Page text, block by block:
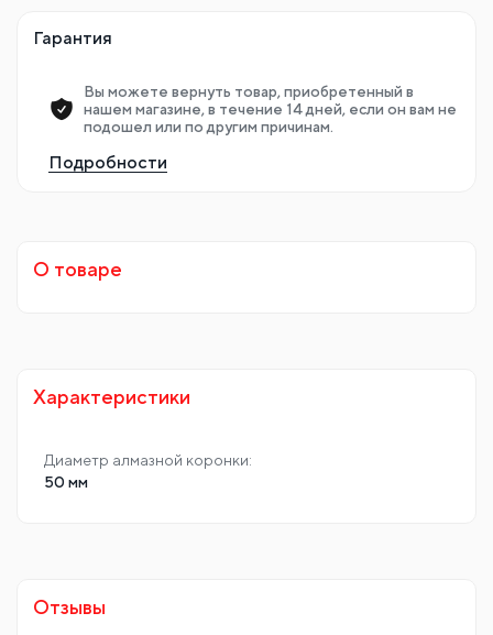
Гарантия
Вы можете вернуть товар, приобретенный в
нашем магазине, в течение 14 дней, если он вам не
подошел или по другим причинам.
Подробности
О товаре
Характеристики
Диаметр алмазной коронки:
50 мм
Отзывы